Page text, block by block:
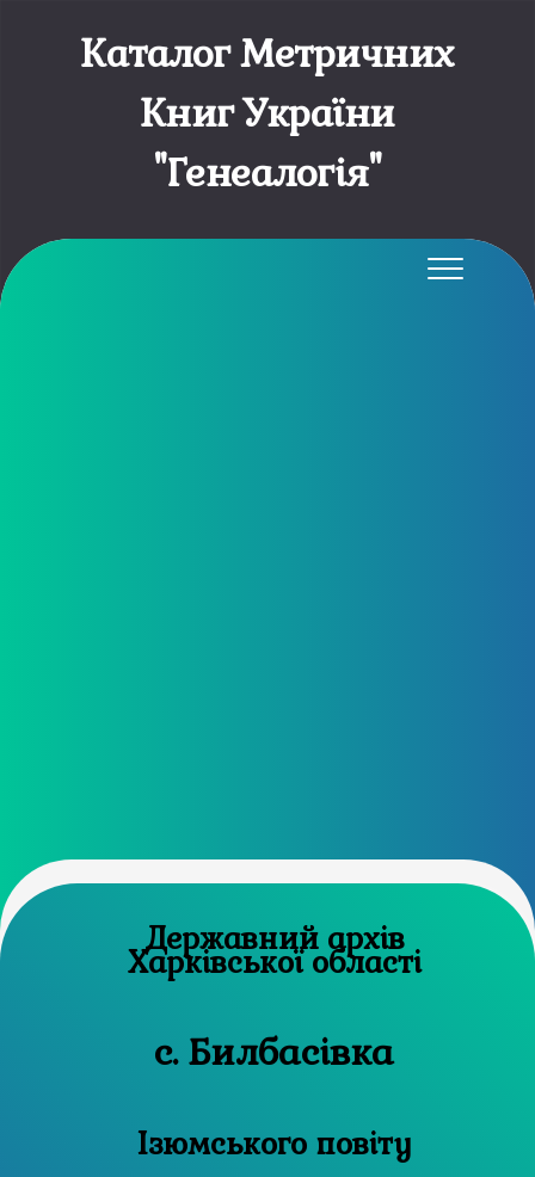
Каталог Метричних
Книг України
"Генеалогія"
Державний архів
Харківської області
с. Билбасівка
Ізюмського повіту